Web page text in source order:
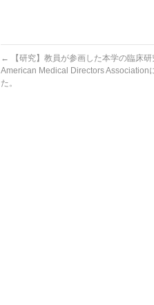
←
【研究】教員が参画した本学の臨床
American Medical Directors Association
た。